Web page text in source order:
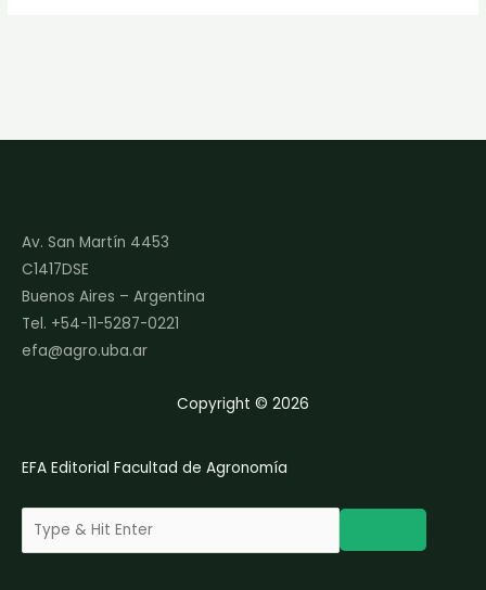
Av. San Martín 4453
C1417DSE
Buenos Aires – Argentina
Tel. +54-11-5287-0221
efa@agro.uba.ar
Copyright © 2026
EFA Editorial Facultad de Agronomía